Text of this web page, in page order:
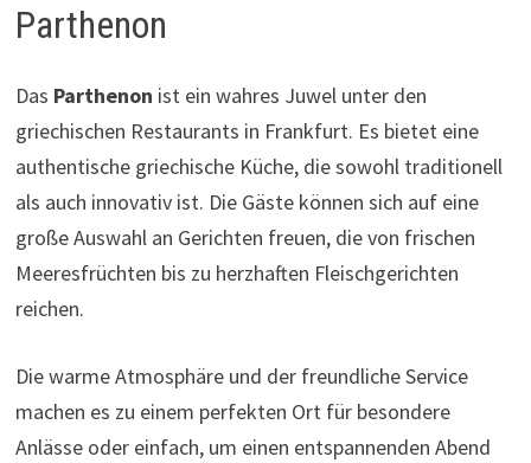
Parthenon
Das Parthenon ist ein wahres Juwel unter den
griechischen Restaurants in Frankfurt. Es bietet eine
authentische griechische Küche, die sowohl traditionell
als auch innovativ ist. Die Gäste können sich auf eine
große Auswahl an Gerichten freuen, die von frischen
Meeresfrüchten bis zu herzhaften Fleischgerichten
reichen.
Die warme Atmosphäre und der freundliche Service
machen es zu einem perfekten Ort für besondere
Anlässe oder einfach, um einen entspannenden Abend